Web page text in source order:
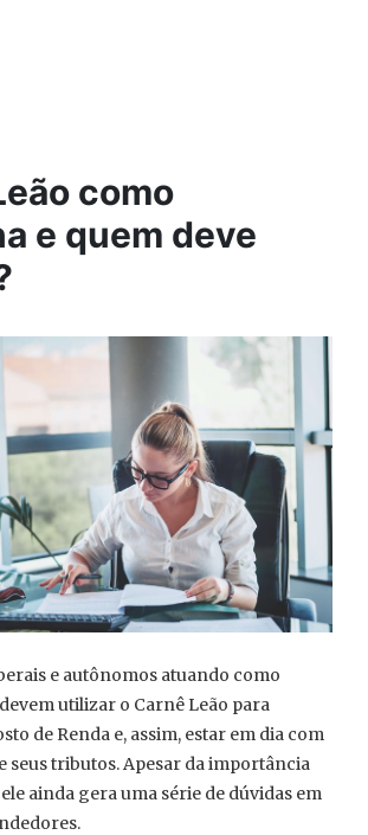
como
e quem deve
e autônomos atuando como
utilizar o Carnê Leão para
de Renda e, assim, estar em dia com
seus tributos. Apesar da importância
ainda gera uma série de dúvidas em